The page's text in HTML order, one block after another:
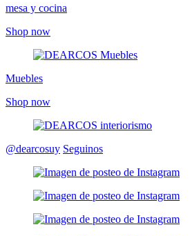
mesa y cocina
Shop now
Muebles
Shop now
@dearcosuy Seguinos